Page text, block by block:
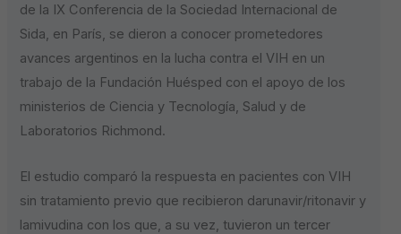
de la IX Conferencia de la Sociedad Internacional de
Sida, en París, se dieron a conocer prometedores
avances argentinos en la lucha contra el VIH en un
trabajo de la Fundación Huésped con el apoyo de los
ministerios de Ciencia y Tecnología, Salud y de
Laboratorios Richmond.
El estudio comparó la respuesta en pacientes con VIH
sin tratamiento previo que recibieron darunavir/ritonavir y
lamivudina con los que, a su vez, tuvieron un tercer